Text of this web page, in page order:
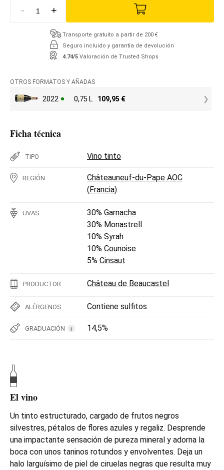
- +
Transporte gratuito a partir de 200 €
Seguro incluido y garantía de devolución
4.74/5 Valoración de Trusted Shops
OTROS FORMATOS Y AÑADAS
2022 0,75 L 109,95 €
Ficha técnica
TIPO Vino tinto
REGIÓN
Châteauneuf-du-Pape AOC
(Francia)
UVAS 30% Garnacha
30% Monastrell
10% Syrah
10% Counoise
5% Cinsaut
PRODUCTOR Château de Beaucastel
ALÉRGENOS Contiene sulfitos
GRADUACIÓN i 14,5%
El vino
Un tinto estructurado, cargado de frutos negros
silvestres, pétalos de flores azules y regaliz. Desprende
una impactante sensación de pureza mineral y adorna la
boca con unos taninos rotundos y envolventes. Deja un
halo larguísimo de piel de ciruelas negras que resulta muy